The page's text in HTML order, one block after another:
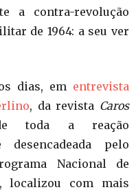
a contra-revolução
de 1964: a seu ver
dias, em entrevista
, da revista Caros
toda a reação
desencadeada pelo
Nacional de
localizou com mais